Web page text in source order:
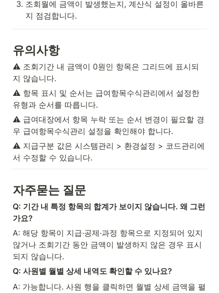
조회월에 금액이 발생했는지, 계산식 설정이 올바른
지 점검합니다.
유의사항
⚠️ 조회기간 내 금액이 0원인 항목은 그리드에 표시되
지 않습니다.
⚠️ 항목 표시 및 순서는 급여항목수식관리에서 설정한
유형과 순서를 따릅니다.
⚠️ 급여대장에서 항목 누락 또는 순서 변경이 필요할 경
우 급여항목수식관리 설정을 확인해야 합니다.
⚠️ 지급구분 값은 시스템관리 > 환경설정 > 코드관리에
서 수정할 수 있습니다.
자주묻는 질문
Q: 기간 내 특정 항목의 합계가 보이지 않습니다. 왜 그런
가요?
A: 해당 항목이 지급·공제·과정 항목으로 지정되어 있지
않거나 조회기간 동안 금액이 발생하지 않은 경우 표시
되지 않습니다.
Q: 사원별 월별 상세 내역도 확인할 수 있나요?
A: 가능합니다. 사원 행을 클릭하면 월별 상세 금액을 펼